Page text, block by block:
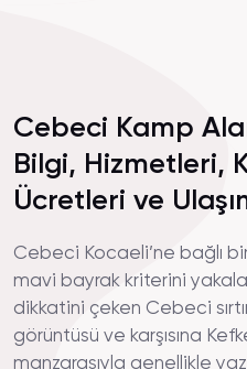
Cebeci Kamp
Bilgi, Hizmetleri,
Ücretleri ve
Cebeci Kocaeli’ne bağlı
mavi bayrak kriterini
dikkatini çeken Cebeci
görüntüsü ve karşısına
manzarasıyla genellikle